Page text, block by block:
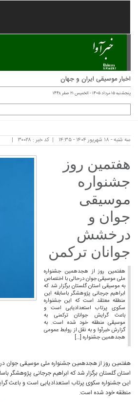
اخبار موسیقی ایران و جهان
پنجشنبه ۱۵ مرداد ۱۴۰۵ - الخميس ۲۱ صفر ۱۴۴۸
سه شنبه - ۱۸ شهریور ۱۴۰۴ - ۱۴:۳۵ کد خبر : ۳۰۰۲۸
هفتمین روز
جشنواره
موسیقی
جوان و
درخشش
جوانان ترکمن
هفتمین روز از هجدهمین جشنواره
ملی موسیقی جوان درحالی با اختصاص
به موسیقی استان گلستان برگزار شد که
ابراهیم جرجانی پژوهشگر باسابقه این
منطقه معتقد است که این جشنواره
سکوی پرتاب استعدادیابی است و
باعث گرایش جوانان ترکمنی به
موسیقی منطقه خود شده است. به
گزارش خبرآوا و به نقل از روابط عمومی
هجدهمین جشنواره […]
هفتمین روز از هجدهمین جشنواره ملی موسیقی جوان
استان گلستان برگزار شد که ابراهیم جرجانی پژوهشگر
این جشنواره سکوی پرتاب استعدادیابی است و باعث
منطقه خود شده است.